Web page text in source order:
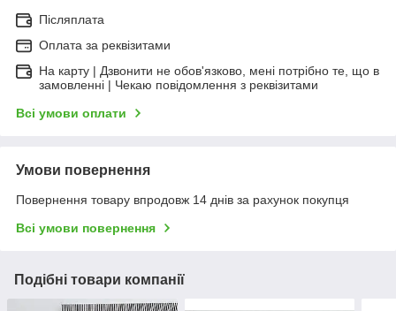
Післяплата
Оплата за реквізитами
На карту | Дзвонити не обов'язково, мені потрібно те, що в
замовленні | Чекаю повідомлення з реквізитами
Всі умови оплати
Умови повернення
Повернення товару впродовж 14 днів за рахунок покупця
Всі умови повернення
Подібні товари компанії